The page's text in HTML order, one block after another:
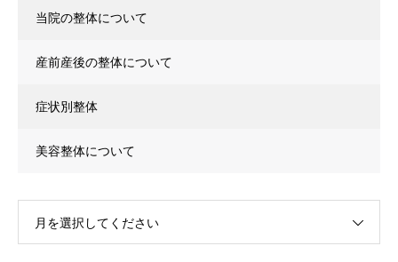
当院の整体について
産前産後の整体について
症状別整体
美容整体について
月を選択してください